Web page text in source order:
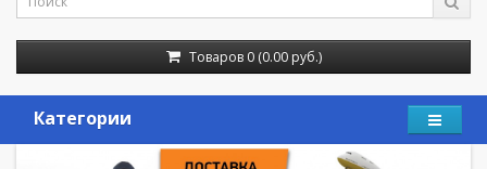
Товаров 0 (0.00 руб.)
Категории